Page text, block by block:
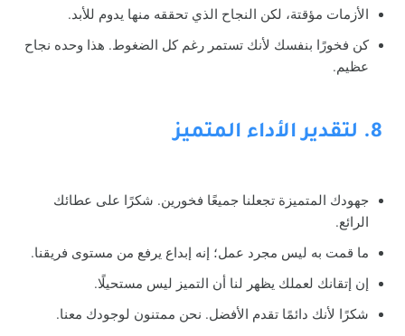
الأزمات مؤقتة، لكن النجاح الذي تحققه منها يدوم للأبد.
كن فخورًا بنفسك لأنك تستمر رغم كل الضغوط. هذا وحده نجاح
عظيم.
8. لتقدير الأداء المتميز
جهودك المتميزة تجعلنا جميعًا فخورين. شكرًا على عطائك
الرائع.
ما قمت به ليس مجرد عمل؛ إنه إبداع يرفع من مستوى فريقنا.
إن إتقانك لعملك يظهر لنا أن التميز ليس مستحيلًا.
شكرًا لأنك دائمًا تقدم الأفضل. نحن ممتنون لوجودك معنا.